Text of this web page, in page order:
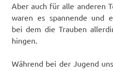
Aber auch für alle anderen
waren es spannende und
bei dem die Trauben
hingen.
Während bei der Jugend